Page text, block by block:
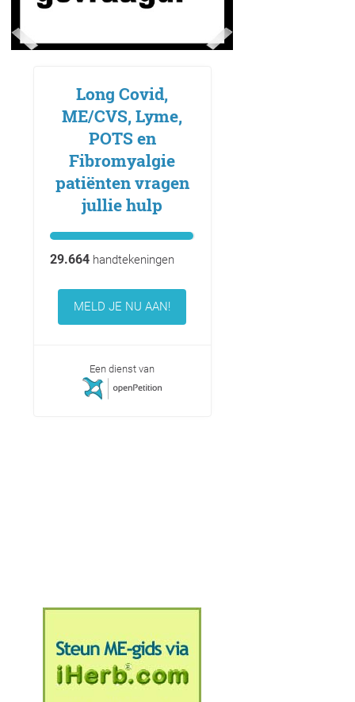
Long Covid,
ME/CVS, Lyme,
POTS en
Fibromyalgie
patiënten vragen
jullie hulp
29.664handtekeningen
MELD JE NU AAN!
Een dienst van